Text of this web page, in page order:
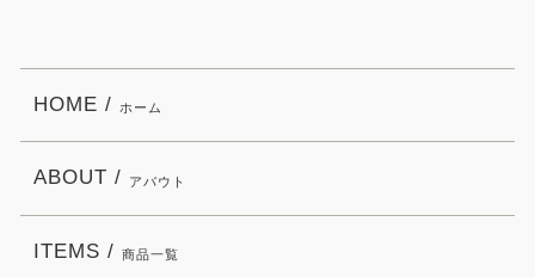
HOME / ホーム
ABOUT / アバウト
ITEMS / 商品一覧